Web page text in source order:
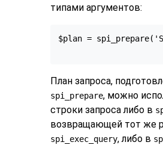
типами аргументов:
$plan =
План запроса,
spi_prepare, можно
строки запроса либо в
возвращающей тот же
spi_exec_query, либо в